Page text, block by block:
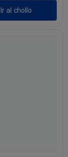
Ir al chollo